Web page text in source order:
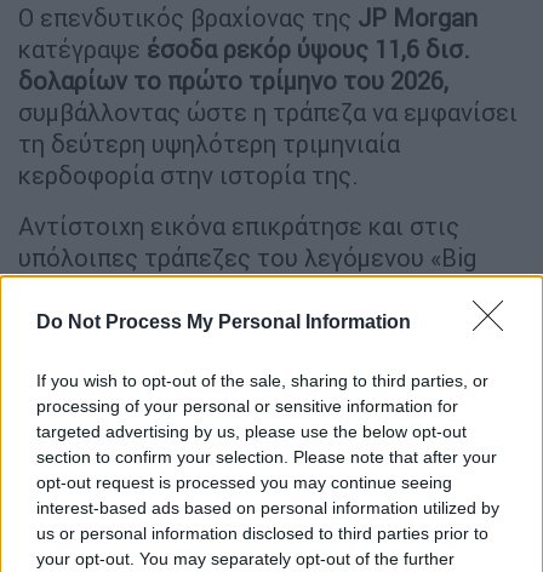
Do Not Process My Personal Information
If you wish to opt-out of the sale, sharing to third parties, or
processing of your personal or sensitive information for
targeted advertising by us, please use the below opt-out
section to confirm your selection. Please note that after your
opt-out request is processed you may continue seeing
interest-based ads based on personal information utilized by
us or personal information disclosed to third parties prior to
your opt-out. You may separately opt-out of the further
Ο επενδυτικός βραχίονας της JP Morgan
κατέγραψε έσοδα ρεκόρ ύψους 11,6 δισ.
δολαρίων το πρώτο τρίμηνο του 2026,
συμβάλλοντας ώστε η τράπεζα να εμφανίσει
τη δεύτερη υψηλότερη τριμηνιαία
κερδοφορία στην ιστορία της.
Αντίστοιχη εικόνα επικράτησε και στις
υπόλοιπες τράπεζες του λεγόμενου «Big
Stanley, Citigroup, Goldman Sachs και Wells
κατέγραψαν σημαντική αύξηση κερδών το
πρώτο τρίμηνο του έτους.
Συνολικά, οι έξι μεγάλες τράπεζες
ανακοίνωσαν κέρδη 47,7 δισ. δολαρίων για
το πρώτο τρίμηνο του 2026.